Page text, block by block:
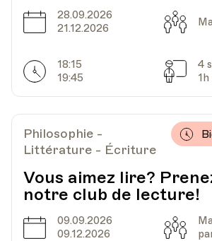
Lieu
HEP - Haute Ecole
1005, Lausanne
Date19.11.2026
Lieu
HEP - Haute Ecole
1005, Lausanne
Date
26.11.2026
Date
28.09.2026
21.12.2026
Horarires
18:15
19:45
4
Philosophie -
Littérature - Écriture
Vous aimez lire?
notre club de lecture!
Date
09.09.2026
09.12.2026